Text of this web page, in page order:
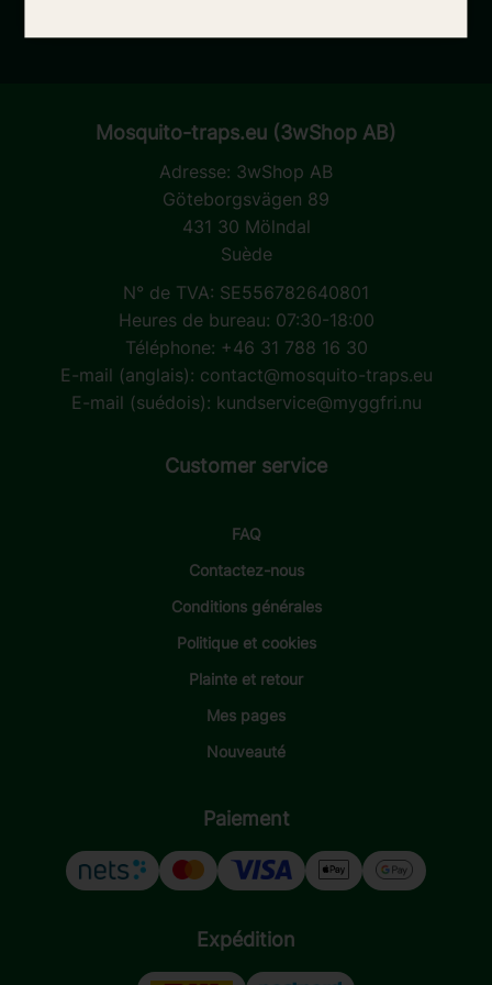
Mosquito-traps.eu (3wShop AB)
Adresse: 3wShop AB
Göteborgsvägen 89
431 30 Mölndal
Suède
N° de TVA: SE556782640801
Heures de bureau: 07:30-18:00
Téléphone: +46 31 788 16 30
E-mail (anglais): contact@mosquito-traps.eu
E-mail (suédois): kundservice@myggfri.nu
Customer service
FAQ
Contactez-nous
Conditions générales
Politique et cookies
Plainte et retour
Mes pages
Nouveauté
Paiement
Expédition